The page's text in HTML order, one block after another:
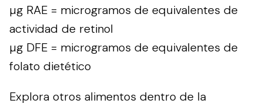
µg RAE = microgramos de equivalentes de
actividad de retinol
µg DFE = microgramos de equivalentes de
folato dietético
Explora otros alimentos dentro de la